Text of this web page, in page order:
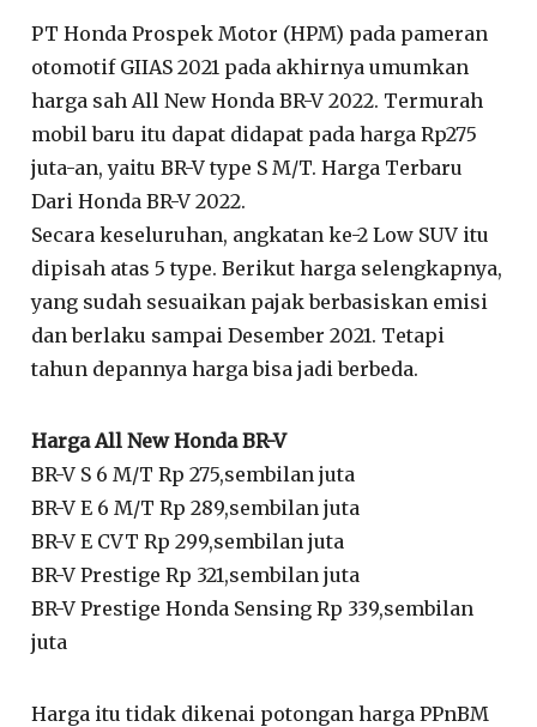
PT Honda Prospek Motor (HPM) pada pameran
otomotif GIIAS 2021 pada akhirnya umumkan
harga sah All New Honda BR-V 2022. Termurah
mobil baru itu dapat didapat pada harga Rp275
juta-an, yaitu BR-V type S M/T. Harga Terbaru
Dari Honda BR-V 2022.
Secara keseluruhan, angkatan ke-2 Low SUV itu
dipisah atas 5 type. Berikut harga selengkapnya,
yang sudah sesuaikan pajak berbasiskan emisi
dan berlaku sampai Desember 2021. Tetapi
tahun depannya harga bisa jadi berbeda.
Harga All New Honda BR-V
BR-V S 6 M/T Rp 275,sembilan juta
BR-V E 6 M/T Rp 289,sembilan juta
BR-V E CVT Rp 299,sembilan juta
BR-V Prestige Rp 321,sembilan juta
BR-V Prestige Honda Sensing Rp 339,sembilan
juta
Harga itu tidak dikenai potongan harga PPnBM